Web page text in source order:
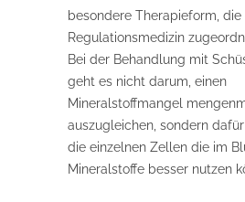
besondere Therapieform, die
Regulationsmedizin
Bei der Behandlung mit
geht es nicht darum, einen
Mineralstoffmangel
auszugleichen, sondern
die einzelnen Zellen die im
Mineralstoffe besser nutzen